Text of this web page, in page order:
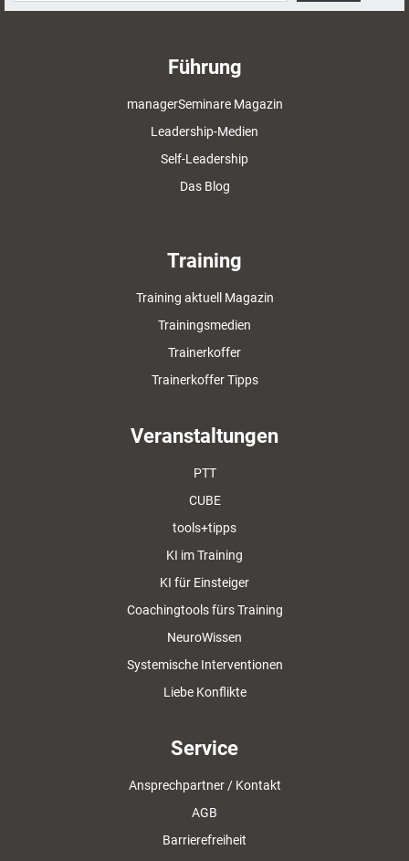
Führung
managerSeminare Magazin
Leadership-Medien
Self-Leadership
Das Blog
Training
Training aktuell Magazin
Trainingsmedien
Trainerkoffer
Trainerkoffer Tipps
Veranstaltungen
PTT
CUBE
tools+tipps
KI im Training
KI für Einsteiger
Coachingtools fürs Training
NeuroWissen
Systemische Interventionen
Liebe Konflikte
Service
Ansprechpartner / Kontakt
AGB
Barrierefreiheit